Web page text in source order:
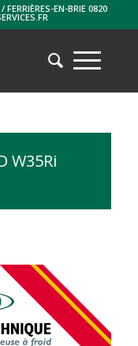
EN-BRIE 0820
W35Ri